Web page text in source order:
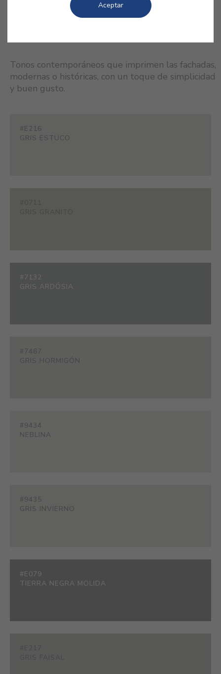
Tonos contemporáneos que imprimen las fachadas,
modernas o históricas, con un toque de simplicidad
y buen gusto.
#E216
GRIS ESTUCO
#7132
GRIS ARDÓSIA
#7467
GRIS HORMIGÓN
#9434
NEBLINA
#9435
GRIS INVIERNO
#E079
TIERRA NEGRA MOLIDA
Aceptar